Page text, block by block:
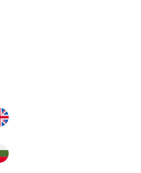
kostenlos ein
gute Arbeit. Sehr gute
schnelle